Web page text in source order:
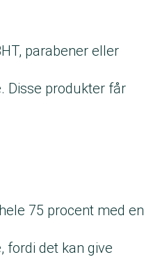
parabener eller
produkter får
75 procent med en
fordi det kan give